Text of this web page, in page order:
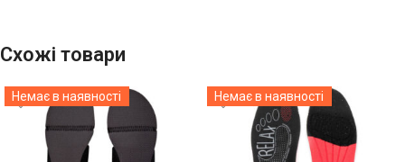
Схожі товари
Немає в наявності Немає в наявності